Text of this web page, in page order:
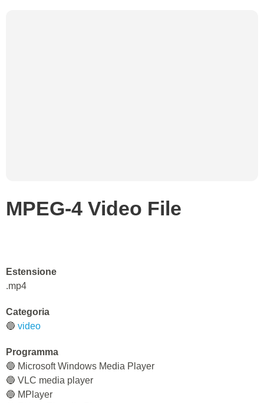
MPEG-4 Video File
Estensione
.mp4
Categoria
🔵 video
Programma
🔵 Microsoft Windows Media Player
🔵 VLC media player
🔵 MPlayer